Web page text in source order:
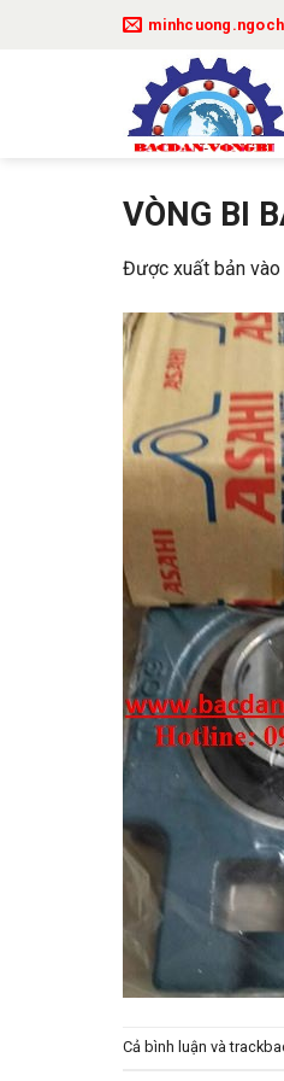
VÒNG BI
Được xuất bản vào
Cả bình luận và